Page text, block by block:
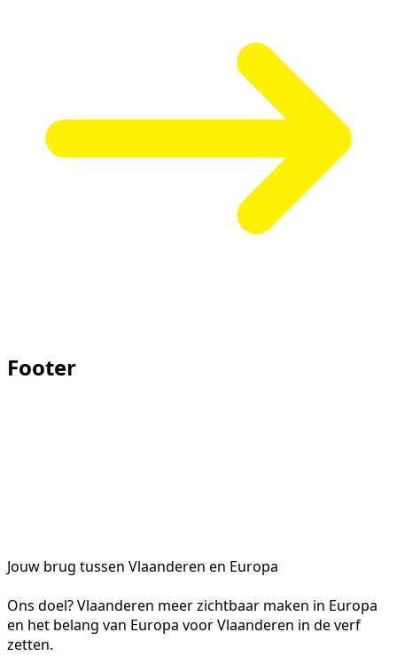
Footer
Jouw brug tussen Vlaanderen en Europa
Ons doel? Vlaanderen meer zichtbaar maken in Europa
en het belang van Europa voor Vlaanderen in de verf
zetten.